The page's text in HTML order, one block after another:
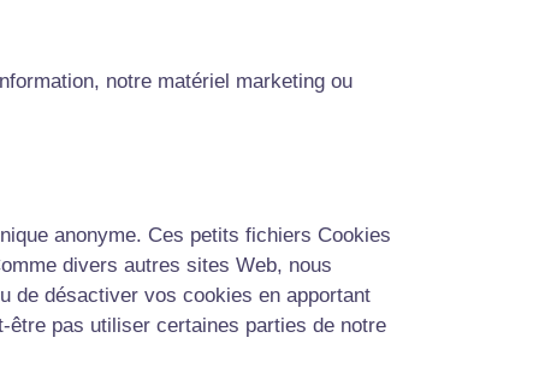
notre matériel marketing ou
anonyme. Ces petits fichiers Cookies
divers autres sites Web, nous
de désactiver vos cookies en apportant
être pas utiliser certaines parties de notre